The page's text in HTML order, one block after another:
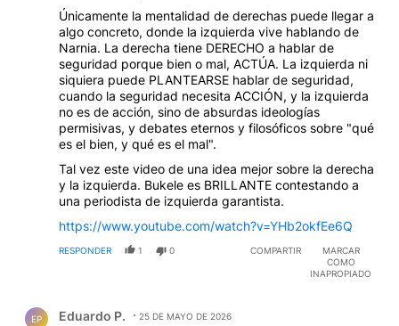
Únicamente la mentalidad de derechas puede llegar a
algo concreto, donde la izquierda vive hablando de
Narnia. La derecha tiene DERECHO a hablar de
seguridad porque bien o mal, ACTÚA. La izquierda ni
siquiera puede PLANTEARSE hablar de seguridad,
cuando la seguridad necesita ACCIÓN, y la izquierda
no es de acción, sino de absurdas ideologías
permisivas, y debates eternos y filosóficos sobre "qué
es el bien, y qué es el mal".
Tal vez este video de una idea mejor sobre la derecha
y la izquierda. Bukele es BRILLANTE contestando a
una periodista de izquierda garantista.
https://www.youtube.com/watch?v=YHb2okfEe6Q
RESPONDER 1 0 COMPARTIR
MARCAR
COMO
INAPROPIADO
EP Eduardo P. 25 DE MAYO DE 2026